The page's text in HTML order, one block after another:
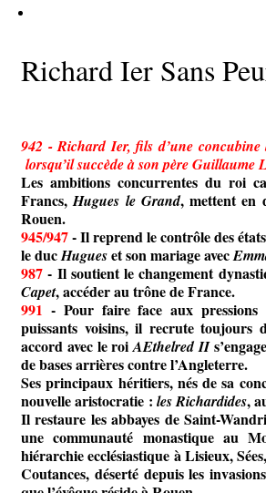
Richard Ier Sans
942 - Richard Ier, fils d’une
lorsqu’il succède à son père Guillaume
Les ambitions concurrentes du roi
Francs,Hugues le Grand, mettent en
Rouen.
945/947- Il reprend le contrôle des
le ducHugueset son mariage avec
987 - Il soutient le changement
Capet, accéder au trône de France.
991 - Pour faire face aux pressions
puissants voisins, il recrute toujours
accord avec le roiAEthelred II
de bases arrières contre l’Angleterre.
Ses principaux héritiers, nés de sa
nouvelle aristocratie : les Richardides,
Il restaure les abbayes de Saint-
une communauté monastique au
hiérarchie ecclésiastique à Lisieux,
Coutances, déserté depuis les